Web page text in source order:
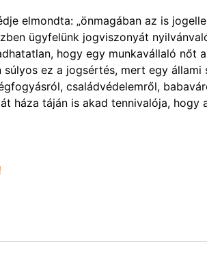
elmondta: „önmagában az is
ügyfelünk jogviszonyát
hogy egy munkavállaló nőt
súlyos ez a jogsértés, mert egy
családvédelemről,
háza táján is akad tennivalója, hogy